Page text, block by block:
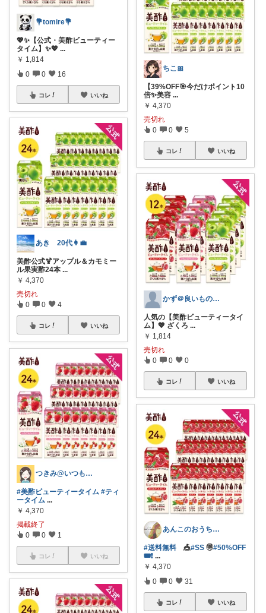
💐tomire💐
💖✨【公式・美酢ビューティー
タイム】✨💖 ...
￥ 1,814
0 0 16
コレ いいね
あき 20代👩‍💼
美酢公式🍹アップル＆カモミー
ル果実酢24本 ...
￥ 4,370
売切れ
0 0 4
コレ いいね
つきみ@いつもありがとうございます🙏
#美酢ビューティータイム #ティ
ータイム ...
￥ 4,370
掲載終了
0 0 1
コレ いいね
ちこ🎀
【39%OFF🎯今だけポイント10
倍✨美容 ...
￥ 4,370
売切れ
0 0 5
コレ いいね
かず＠良いもの見つけよう
人気の【美酢ビューティータイ
ム】💖 ざくろ ...
￥ 1,814
売切れ
0 0 0
コレ いいね
あんこのおうち🏡お世話になりました🙇
#送料無料 🎪#SS 🉐#50%OFF
🎟❗ ...
￥ 4,370
0 0 31
コレ いいね